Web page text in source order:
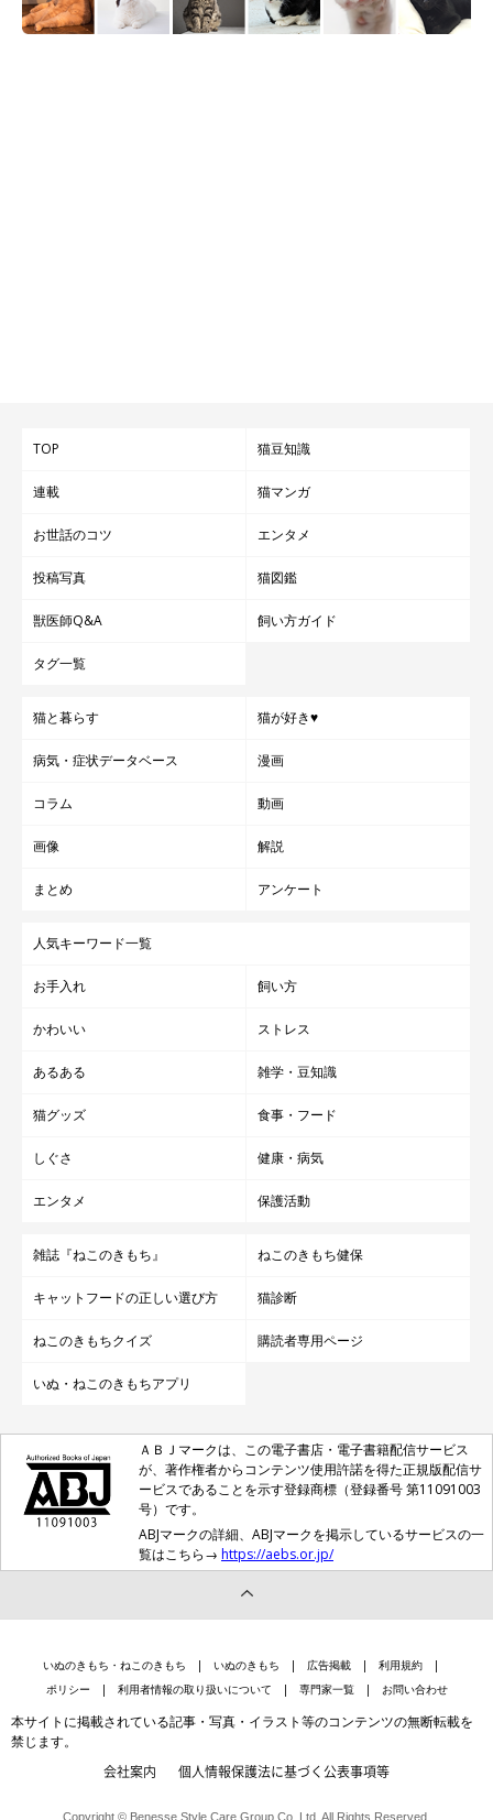
TOP 猫豆知識
連載 猫マンガ
お世話のコツ エンタメ
投稿写真 猫図鑑
獣医師Q&A 飼い方ガイド
タグ一覧
猫と暮らす 猫が好き♥
病気・症状データベース 漫画
コラム 動画
画像 解説
まとめ アンケート
人気キーワード一覧
お手入れ 飼い方
かわいい ストレス
あるある 雑学・豆知識
猫グッズ 食事・フード
しぐさ 健康・病気
エンタメ 保護活動
雑誌『ねこのきもち』 ねこのきもち健保
キャットフードの正しい選び方 猫診断
ねこのきもちクイズ 購読者専用ページ
いぬ・ねこのきもちアプリ
ＡＢＪマークは、この電子書店・電子書籍配信サービス
が、著作権者からコンテンツ使用許諾を得た正規版配信サ
ービスであることを示す登録商標（登録番号 第11091003
号）です。
ABJマークの詳細、ABJマークを掲示しているサービスの一
覧はこちら→ https://aebs.or.jp/
いぬのきもち・ねこのきもち いぬのきもち 広告掲載
利用規約
ポリシー
利用者情報の取り扱いについて 専門家一覧 お問い合わせ
本サイトに掲載されている記事・写真・イラスト等のコンテンツの無断転載を
禁じます。
会社案内 個人情報保護法に基づく公表事項等
Copyright © Benesse Style Care Group Co.,Ltd. All Rights Reserved.